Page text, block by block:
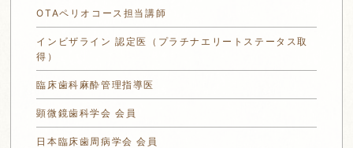
OTAペリオコース担当講師
インビザライン 認定医（プラチナエリートステータス取
得）
臨床歯科麻酔管理指導医
顕微鏡歯科学会 会員
日本臨床歯周病学会 会員